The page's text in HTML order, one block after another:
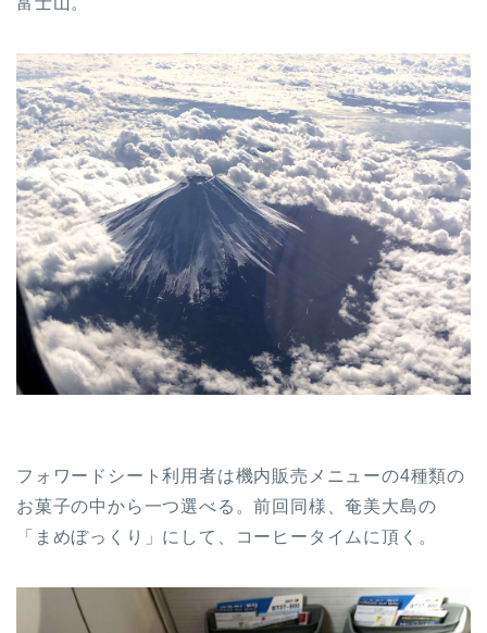
フォワードシート利用者は機内販売メニューの4種類の
お菓子の中から一つ選べる。前回同様、奄美大島の
「まめぼっくり」にして、コーヒータイムに頂く。